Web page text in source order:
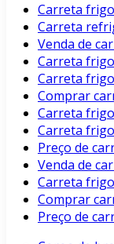
Carreta
Carreta
Venda de
Carreta
Carreta
Comprar
Carreta
Carreta
Preço de
Venda de
Carreta
Comprar
Preço de